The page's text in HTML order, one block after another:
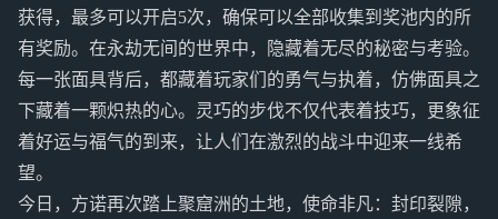
获得，最多可以开启5次，确保可以全部收集到奖池内的所
有奖励。在永劫无间的世界中，隐藏着无尽的秘密与考验。
每一张面具背后，都藏着玩家们的勇气与执着，仿佛面具之
下藏着一颗炽热的心。灵巧的步伐不仅代表着技巧，更象征
着好运与福气的到来，让人们在激烈的战斗中迎来一线希
望。
今日，方诺再次踏上聚窟洲的土地，使命非凡：封印裂隙，